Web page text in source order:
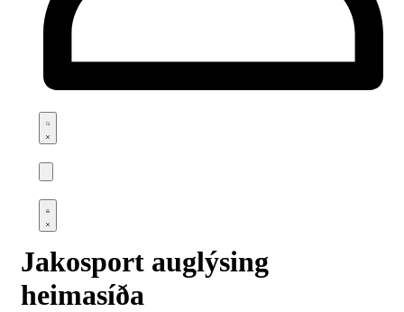
Search
open
Open
cart
Open
Account
details
Jakosport auglýsing
heimasíða